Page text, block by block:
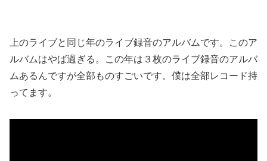
上のライブと同じ年のライブ録音のアルバムです。このア
ルバムはやば過ぎる。この年は３枚のライブ録音のアルバ
ムあるんですが全部ものすごいです。僕は全部レコード持
ってます。